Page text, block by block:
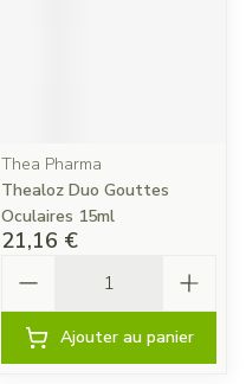
Thea Pharma
Thealoz Duo Gouttes
Oculaires 15ml
21,16 €
Ajouter au panier